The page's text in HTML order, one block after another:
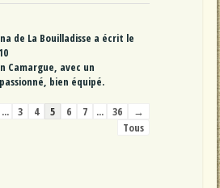
de La Bouilladisse a écrit le
Camargue, avec un
bien équipé.
... 3 4 5 6 7 ... 36
→
Tous